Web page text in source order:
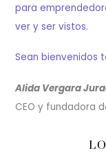
para
ver y ser vistos.
Sean bienvenidos
Alida Vergara
CEO y fundadora